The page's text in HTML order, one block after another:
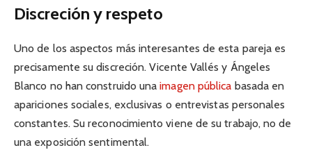
Discreción y respeto
Uno de los aspectos más interesantes de esta pareja es
precisamente su discreción. Vicente Vallés y Ángeles
Blanco no han construido una imagen pública basada en
apariciones sociales, exclusivas o entrevistas personales
constantes. Su reconocimiento viene de su trabajo, no de
una exposición sentimental.